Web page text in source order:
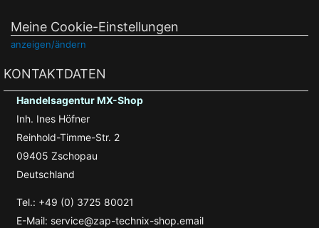
Meine Cookie-Einstellungen
anzeigen/ändern
KONTAKTDATEN
Handelsagentur MX-Shop
Inh. Ines Höfner
Reinhold-Timme-Str. 2
09405 Zschopau
Deutschland
Tel.: +49 (0) 3725 80021
E-Mail: service@zap-technix-shop.email